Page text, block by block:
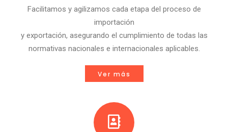
Facilitamos y agilizamos cada etapa del proceso de
importación
y exportación, asegurando el cumplimiento de todas las
normativas nacionales e internacionales aplicables.
Ver más